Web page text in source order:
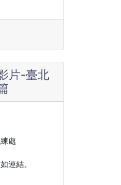
片-臺北
處
連結。